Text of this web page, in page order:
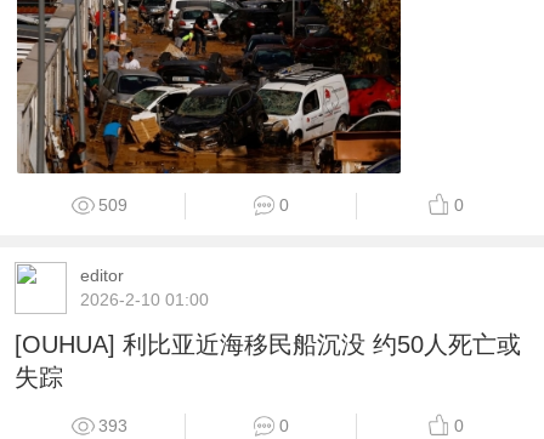
509 0 0
editor
2026-2-10 01:00
[OUHUA] 利比亚近海移民船沉没 约50人死亡或
失踪
393 0 0